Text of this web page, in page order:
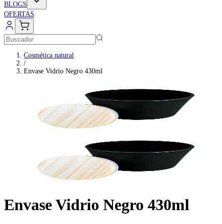
BLOGS
OFERTAS
Cosmética natural
/
Envase Vidrio Negro 430ml
Envase Vidrio Negro 430ml